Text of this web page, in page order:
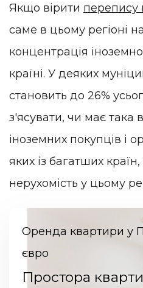
Якщо вірити перепису
саме в цьому регіоні
концентрація
країні. У деяких
становить до 26%
з'ясувати, чи має така
іноземних покупців і
яких із багатших
нерухомість у цьому
Оренда квартири у
євро
Простора